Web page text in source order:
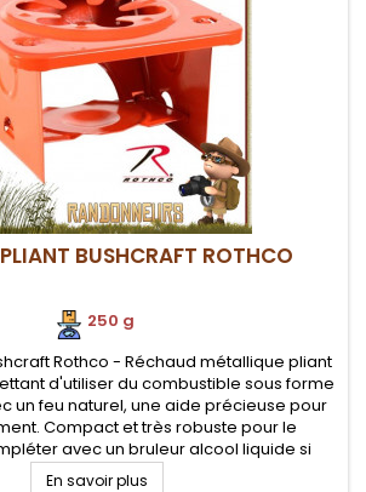
BUSHCRAFT ROTHCO
250 g
Rothco - Réchaud métallique pliant
d'utiliser du combustible sous forme
un feu naturel, une aide précieuse pour
Compact et très robuste pour le
avec un bruleur alcool liquide si
besoin.
En savoir plus